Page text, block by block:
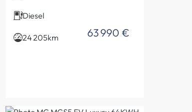
Diesel
24 205km 63 990 €